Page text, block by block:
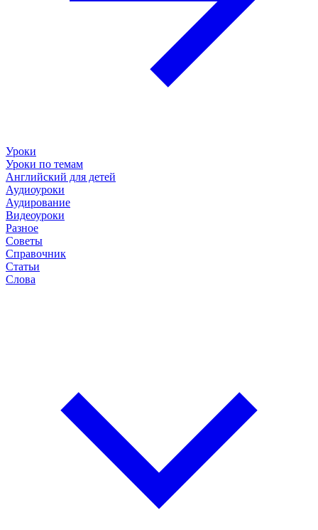
Уроки
Уроки по темам
Английский для детей
Аудиоуроки
Аудирование
Видеоуроки
Разное
Советы
Справочник
Статьи
Слова